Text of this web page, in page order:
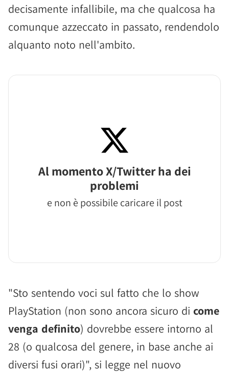
decisamente infallibile, ma che qualcosa ha
comunque azzeccato in passato, rendendolo
alquanto noto nell'ambito.
Al momento X/Twitter ha dei
problemi
e non è possibile caricare il post
"Sto sentendo voci sul fatto che lo show
PlayStation (non sono ancora sicuro di come
venga definito) dovrebbe essere intorno al
28 (o qualcosa del genere, in base anche ai
diversi fusi orari)", si legge nel nuovo